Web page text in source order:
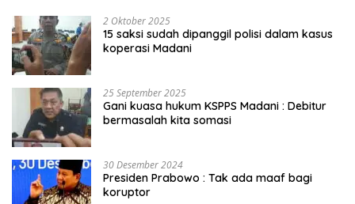
2 Oktober 2025
15 saksi sudah dipanggil polisi dalam kasus
koperasi Madani
25 September 2025
Gani kuasa hukum KSPPS Madani : Debitur
bermasalah kita somasi
30 Desember 2024
Presiden Prabowo : Tak ada maaf bagi
koruptor